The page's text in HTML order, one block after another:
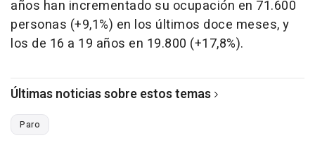
años han incrementado su ocupación en 71.600
personas (+9,1%) en los últimos doce meses, y
los de 16 a 19 años en 19.800 (+17,8%).
Últimas noticias sobre estos temas
Paro